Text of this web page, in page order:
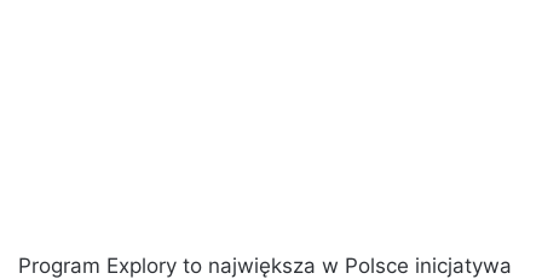
Program Explory to największa w Polsce inicjatywa